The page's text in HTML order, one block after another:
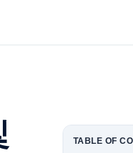
TABLE OF